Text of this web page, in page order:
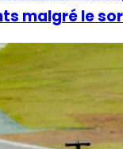
malgré le